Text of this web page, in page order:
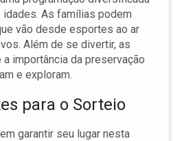
As famílias podem
vão desde esportes ao ar
Além de se divertir, as
importância da preservação
e exploram.
para o Sorteio
garantir seu lugar nesta